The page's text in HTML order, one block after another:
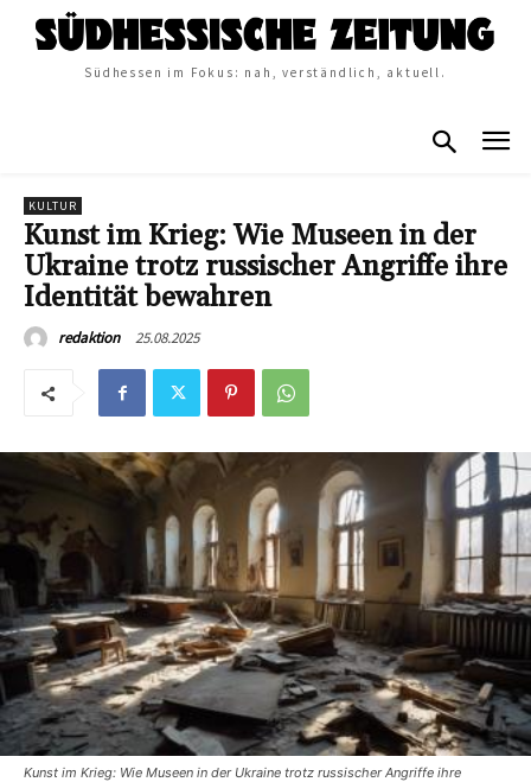
Südhessen im Fokus: nah, verständlich, aktuell.
KULTUR
Kunst im Krieg: Wie Museen in der
Ukraine trotz russischer Angriffe ihre
Identität bewahren
redaktion 25.08.2025
Kunst im Krieg: Wie Museen in der Ukraine trotz russischer Angriffe ihre